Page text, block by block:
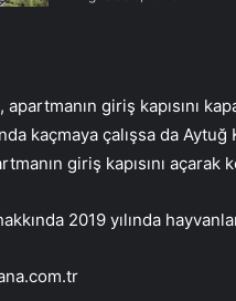
apartmanın giriş kapısını
kaçmaya çalışsa da
giriş kapısını açarak
2019 yılında